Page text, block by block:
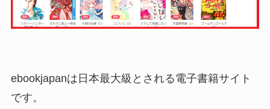
ebookjapanは日本最大級とされる電子書籍サイト
です。